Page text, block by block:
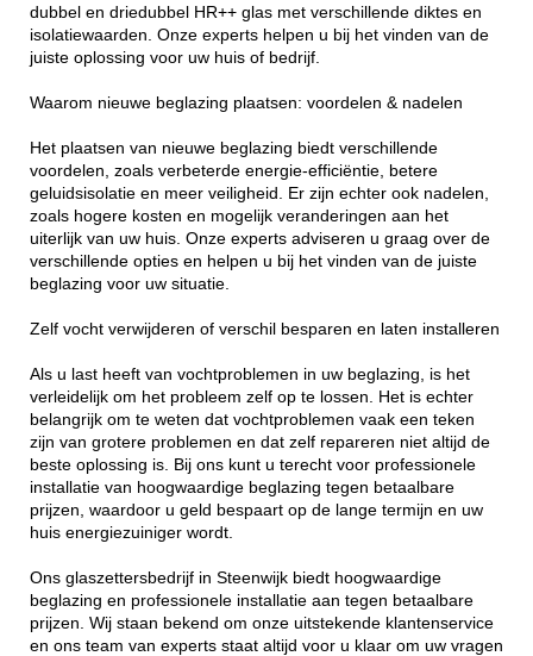
dubbel en driedubbel HR++ glas met verschillende diktes en
isolatiewaarden. Onze experts helpen u bij het vinden van de
juiste oplossing voor uw huis of bedrijf.
Waarom nieuwe beglazing plaatsen: voordelen & nadelen
Het plaatsen van nieuwe beglazing biedt verschillende
voordelen, zoals verbeterde energie-efficiëntie, betere
geluidsisolatie en meer veiligheid. Er zijn echter ook nadelen,
zoals hogere kosten en mogelijk veranderingen aan het
uiterlijk van uw huis. Onze experts adviseren u graag over de
verschillende opties en helpen u bij het vinden van de juiste
beglazing voor uw situatie.
Zelf vocht verwijderen of verschil besparen en laten installeren
Als u last heeft van vochtproblemen in uw beglazing, is het
verleidelijk om het probleem zelf op te lossen. Het is echter
belangrijk om te weten dat vochtproblemen vaak een teken
zijn van grotere problemen en dat zelf repareren niet altijd de
beste oplossing is. Bij ons kunt u terecht voor professionele
installatie van hoogwaardige beglazing tegen betaalbare
prijzen, waardoor u geld bespaart op de lange termijn en uw
huis energiezuiniger wordt.
Ons glaszettersbedrijf in Steenwijk biedt hoogwaardige
beglazing en professionele installatie aan tegen betaalbare
prijzen. Wij staan bekend om onze uitstekende klantenservice
en ons team van experts staat altijd voor u klaar om uw vragen